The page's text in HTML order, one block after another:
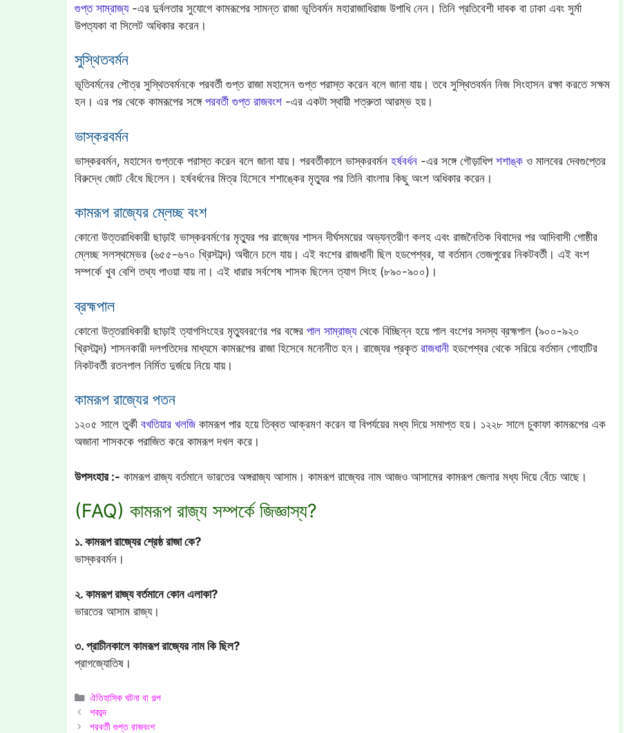
গুপ্ত সাম্রাজ্য-এর দুর্বলতার সুযোগে কামরূপের সামন্ত রাজা ভূতিবর্মন মহারাজাধিরাজ উপাধি নেন। তিনি প্রতিবেশী দাবক বা ঢাকা এবং সুর্মা
উপত্যকা বা সিলেট অধিকার করেন।
সুস্থিতবর্মন
ভূতিবর্মনের পৌত্র সুস্থিতবর্মনকে পরবর্তী গুপ্ত রাজা মহাসেন গুপ্ত পরাস্ত করেন বলে জানা যায়। তবে সুস্থিতবর্মন নিজ সিংহাসন রক্ষা করতে সক্ষম
হন। এর পর থেকে কামরূপের সঙ্গে পরবর্তী গুপ্ত রাজবংশ -এর একটা স্থায়ী শত্রুতা আরম্ভ হয়।
ভাস্করবর্মন
ভাস্করবর্মন, মহাসেন গুপ্তকে পরাস্ত করেন বলে জানা যায়। পরবর্তীকালে ভাস্করবর্মন হর্ষবর্ধন -এর সঙ্গে গৌড়াধিপ শশাঙ্ক ও মালবের দেবগুপ্তের
বিরুদ্ধে জোট বেঁধে ছিলেন। হর্ষবর্ধনের মিত্র হিসেবে শশাঙ্কের মৃত্যুর পর তিনি বাংলার কিছু অংশ অধিকার করেন।
কামরূপ রাজ্যের ম্লেচ্ছ বংশ
কোনো উত্তরাধিকারী ছাড়াই ভাস্করবর্মণের মৃত্যুর পর রাজ্যের শাসন দীর্ঘসময়ের অভ্যন্তরীণ কলহ এবং রাজনৈতিক বিবাদের পর আদিবাসী গোষ্ঠীর
ম্লেচ্ছ সলস্থম্ভের (৬৫৫-৬৭০ খ্রিস্টাব্দ) অধীনে চলে যায়। এই বংশের রাজধানী ছিল হডপেশ্বর, যা বর্তমান তেজপুরের নিকটবর্তী। এই বংশ
সম্পর্কে খুব বেশি তথ্য পাওয়া যায় না। এই ধারার সর্বশেষ শাসক ছিলেন ত্যাগ সিংহ (৮৯০-৯০০)।
ব্রহ্মপাল
কোনো উত্তরাধিকারী ছাড়াই ত্যাগসিংহের মৃত্যুবরণের পর বঙ্গের পাল সাম্রাজ্যথেকে বিচ্ছিন্ন হয়ে পাল বংশের সদস্য ব্রহ্মপাল (৯০০-৯২০
খ্রিস্টাব্দ) শাসনকারী দলপতিদের মাধ্যমে কামরূপের রাজা হিসেবে মনোনীত হন। রাজ্যের প্রকৃত রাজধানী হডপেশ্বর থেকে সরিয়ে বর্তমান গোহাটির
নিকটবর্তী রতনপাল নির্মিত দুর্জয়ে নিয়ে যায়।
কামরূপ রাজ্যের পতন
১২০৫ সালে তুর্কী বখতিয়ার খলজিকামরূপ পার হয়ে তিব্বত আক্রমণ করেন যা বিপর্যয়ের মধ্য দিয়ে সমাপ্ত হয়। ১২২৮ সালে চুকাফা কামরূপের এক
অজানা শাসককে পরাজিত করে কামরূপ দখল করে।
উপসংহার :- কামরূপ রাজ্য বর্তমানে ভারতের অঙ্গরাজ্য আসাম। কামরূপ রাজ্যের নাম আজও আসামের কামরূপ জেলার মধ্য দিয়ে বেঁচে আছে।
(FAQ) কামরূপ রাজ্য সম্পর্কে জিজ্ঞাস্য?
১. কামরূপ রাজ্যের শ্রেষ্ঠ রাজা কে?
ভাস্করবর্মন।
২. কামরূপ রাজ্য বর্তমানে কোন এলাকা?
ভারতের আসাম রাজ্য।
৩. প্রাচীনকালে কামরূপ রাজ্যের নাম কি ছিল?
প্রাগজ্যোতিষ।
Categories
ঐতিহাসিক ঘটনা বা গল্প
শকাব্দ
পরবর্তী গুপ্ত রাজবংশ